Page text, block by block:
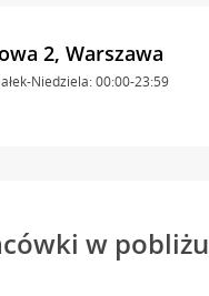
2, Warszawa
Niedziela: 00:00-23:59
w pobliżu